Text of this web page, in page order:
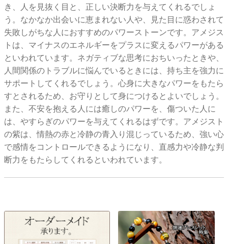
き、人を見抜く目と、正しい決断力を与えてくれるでしょ
う。なかなか出会いに恵まれない人や、見た目に惑わされて
失敗しがちな人におすすめのパワーストーンです。アメジス
トは、マイナスのエネルギーをプラスに変えるパワーがある
といわれています。ネガティブな思考におちいったときや、
人間関係のトラブルに悩んでいるときには、持ち主を強力に
サポートしてくれるでしょう。心身に大きなパワーをもたら
すとされるため、お守りとして身につけるとよいでしょう。
また、不安を抱える人には癒しのパワーを、傷ついた人に
は、やすらぎのパワーを与えてくれるはずです。アメジスト
の紫は、情熱の赤と冷静の青入り混じっているため、強い心
で感情をコントロールできるようになり、直感力や冷静な判
断力をもたらしてくれるといわれています。